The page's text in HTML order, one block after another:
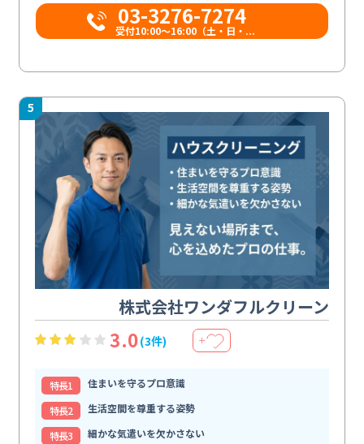
03-3276-7274
受付10:00〜16:00（土・日・...
5
株式会社ワンダフルクリーン
3.0(3件) ＋
特⻑1
住まいを守るプロ意識
特⻑2
生活空間を尊重する姿勢
特⻑3
細かな気遣いを欠かさない